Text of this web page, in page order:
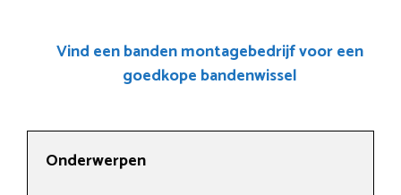
Vind een banden montagebedrijf voor een
goedkope bandenwissel
Onderwerpen